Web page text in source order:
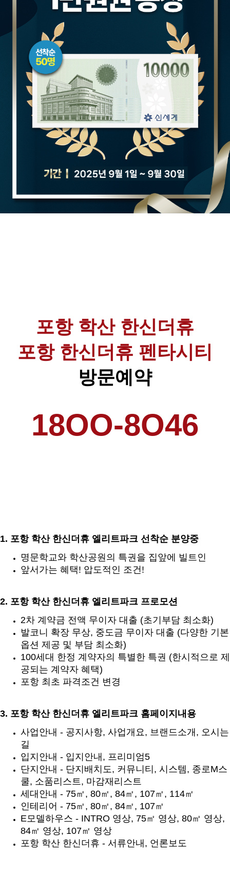
포항 학산 한신더휴
포항 한신더휴 펜타시티
방문예약
18OO-8O46
1. 포항 학산 한신더휴 엘리트파크 선착순 분양중
명문학교와 학산공원의 특권을 집앞에 빌트인
앞서가는 혜택! 압도적인 조건!
2. 포항 학산 한신더휴 엘리트파크 프로모션
2차 계약금 전액 무이자 대출 (초기부담 최소화)
발코니 확장 무상, 중도금 무이자 대출 (다양한 기본
옵션 제공 및 부담 최소화)
100세대 한정 계약자의 특별한 특권 (한시적으로 제
공되는 계약자 혜택)
포항 최초 파격조건 변경
3. 포항 학산 한신더휴 엘리트파크 홈페이지내용
사업안내 - 공지사항, 사업개요, 브랜드소개, 오시는
길
입지안내 - 입지안내, 프리미엄5
단지안내 - 단지배치도, 커뮤니티, 시스템, 종로M스
쿨, 소품리스트, 마감재리스트
세대안내 - 75㎡, 80㎡, 84㎡, 107㎡, 114㎡
인테리어 - 75㎡, 80㎡, 84㎡, 107㎡
E모델하우스 - INTRO 영상, 75㎡ 영상, 80㎡ 영상,
84㎡ 영상, 107㎡ 영상
포항 학산 한신더휴 - 서류안내, 언론보도